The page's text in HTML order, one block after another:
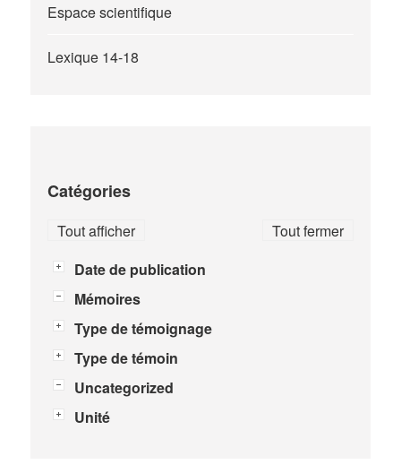
Espace scientifique
Lexique 14-18
Catégories
Tout fermer
Tout afficher
Date de publication
Mémoires
Type de témoignage
Type de témoin
Uncategorized
Unité